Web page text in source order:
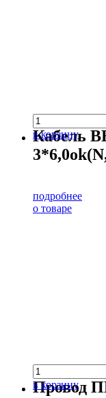
в корзину
Кабель
подробнее
о товаре
в корзину
Провод